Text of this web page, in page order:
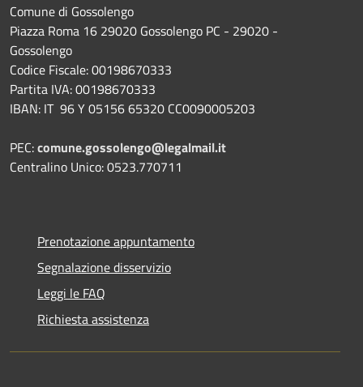
Comune di Gossolengo
Piazza Roma 16 29020 Gossolengo PC - 29020 -
Gossolengo
Codice Fiscale: 00198670333
Partita IVA: 00198670333
IBAN: IT 96 Y 05156 65320 CC0090005203
PEC:comune.gossolengo@legalmail.it
Centralino Unico: 0523.770711
Prenotazione appuntamento
Segnalazione disservizio
Leggi le FAQ
Richiesta assistenza